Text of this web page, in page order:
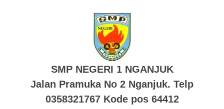
SMP NEGERI 1 NGANJUK
Jalan Pramuka No 2 Nganjuk. Telp
0358321767 Kode pos 64412